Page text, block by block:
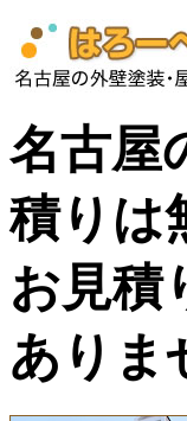
名古屋
積りは
お見積
ありま